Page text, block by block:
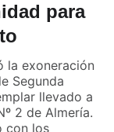
para
la exoneración
Segunda
llevado a
2 de Almería.
con los